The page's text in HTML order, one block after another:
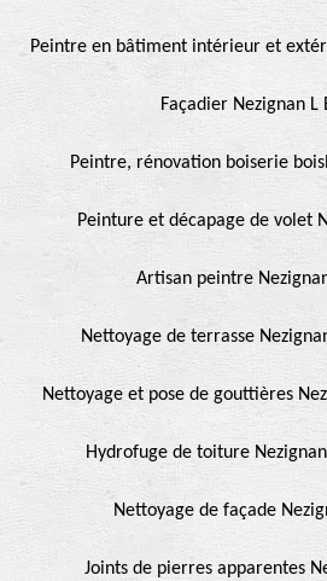
Peintre en bâtiment intérieur et
Façadier Nezignan L
Peintre, rénovation boiserie
Peinture et décapage de volet
Artisan peintre
Nettoyage de terrasse
Nettoyage et pose de gouttières
Hydrofuge de toiture
Nettoyage de façade
Joints de pierres apparentes